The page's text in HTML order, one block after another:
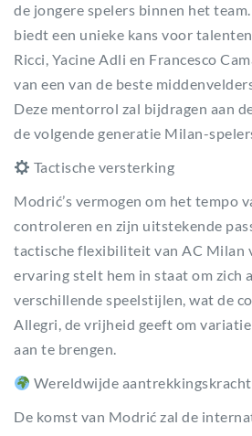
de jongere spelers binnen het
biedt een unieke kans voor
Ricci, Yacine Adli en Francesco
van een van de beste
Deze mentorrol zal bijdragen aan
de volgende generatie Milan-
Tactische versterking
Modrić’s vermogen om het tempo
controleren en zijn uitstekende
tactische flexibiliteit van AC Milan
ervaring stelt hem in staat om zich
verschillende speelstijlen, wat de
Allegri, de vrijheid geeft om
aan te brengen.
Wereldwijde aantrekkingskracht
De komst van Modrić zal de